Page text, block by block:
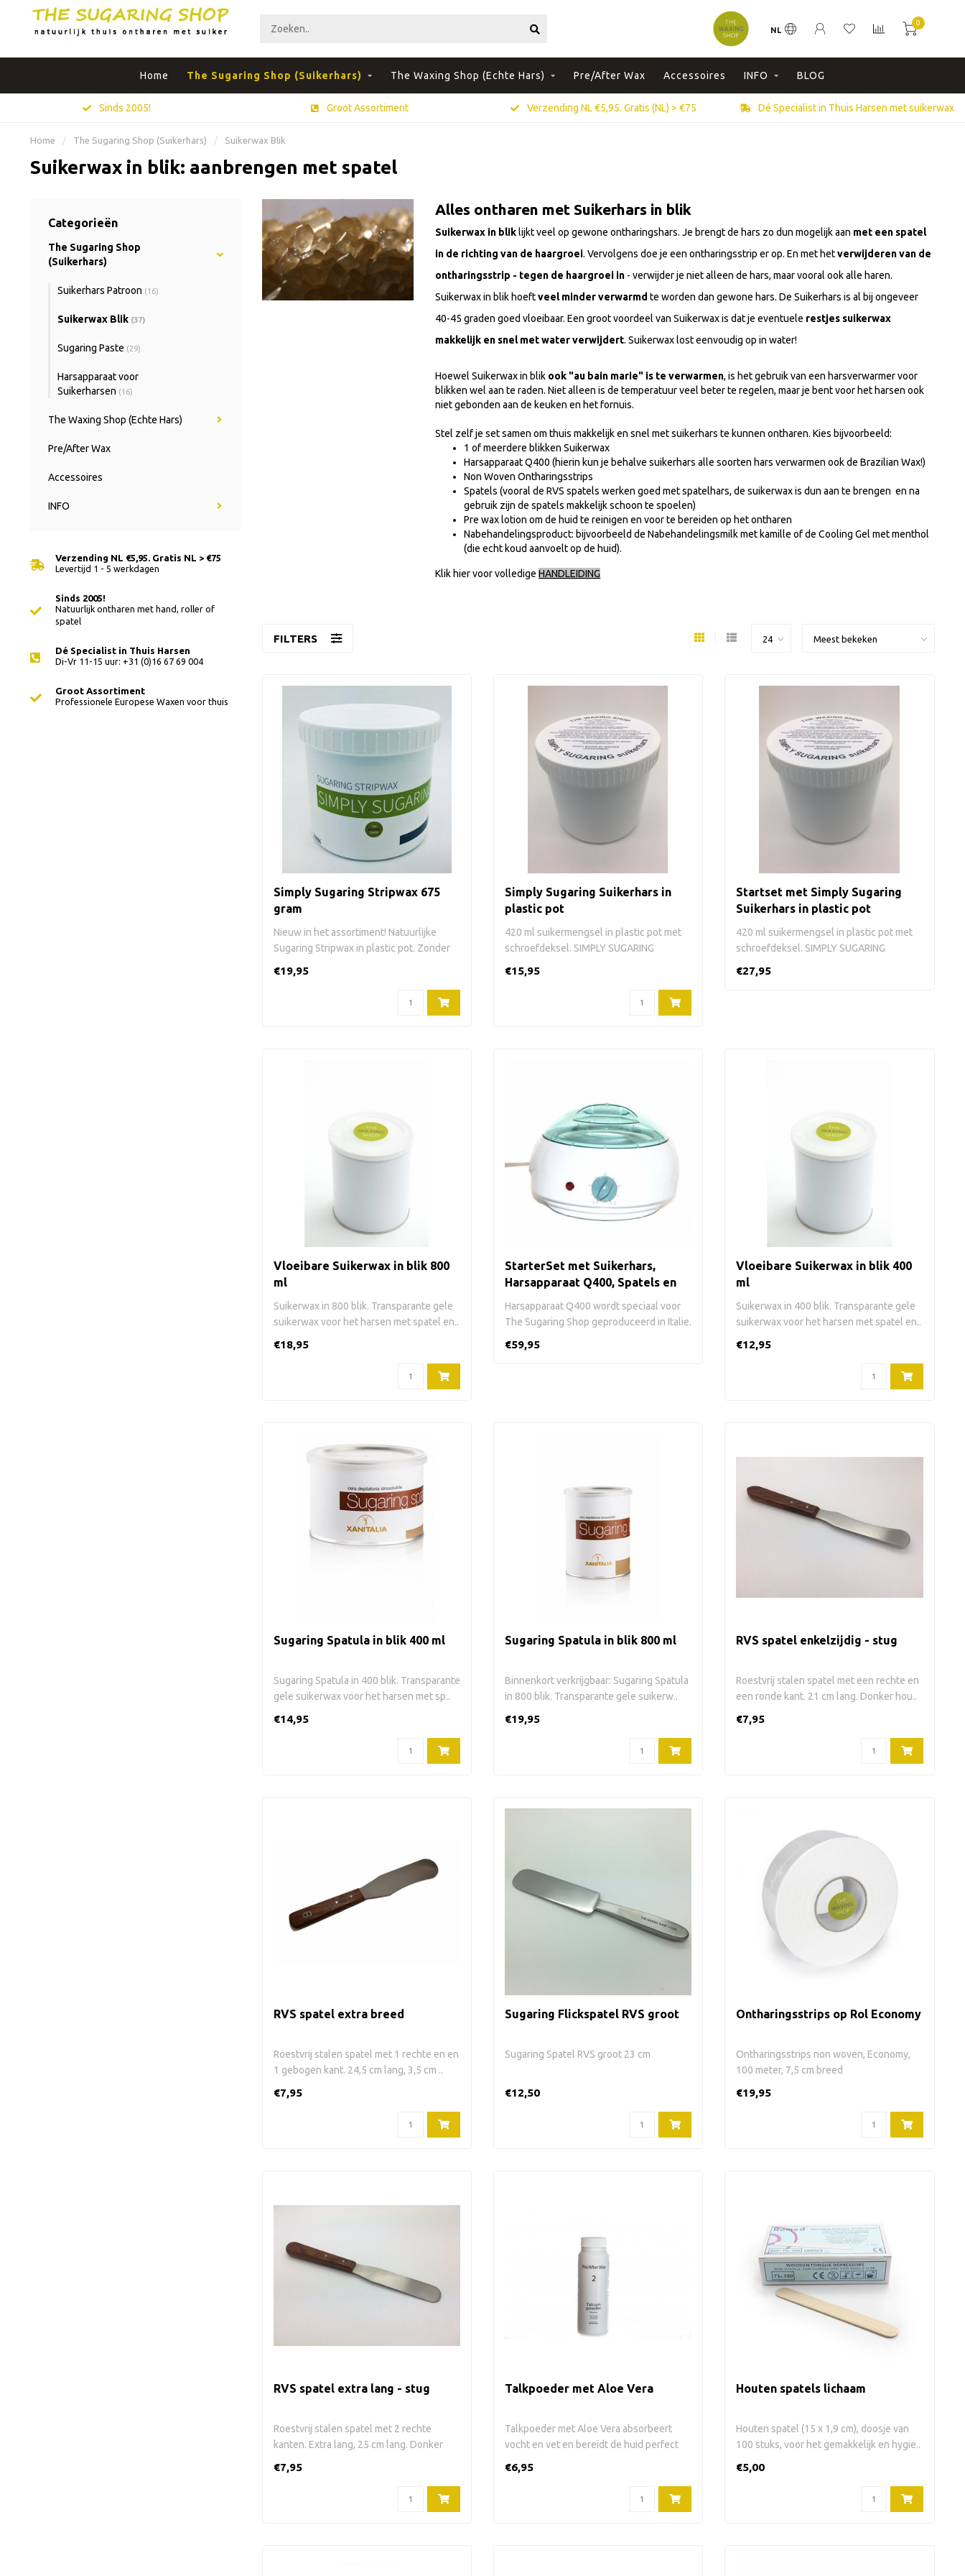
NL
0
Home The Sugaring Shop (Suikerhars) The Waxing Shop (Echte Hars) Pre/After Wax Accessoires INFO BLOG
Sinds 2005! Groot Assortiment Verzending NL €5,95. Gratis (NL) > €75 Dé Specialist in Thuis Harsen met suikerwax
Home / The Sugaring Shop (Suikerhars) / Suikerwax Blik
Suikerwax in blik: aanbrengen met spatel
Categorieën
The Sugaring Shop
(Suikerhars)
Suikerhars Patroon (16)
Suikerwax Blik (37)
Sugaring Paste (29)
Harsapparaat voor
Suikerharsen (16)
The Waxing Shop (Echte Hars)
Pre/After Wax
Accessoires
INFO
Verzending NL €5,95. Gratis NL > €75
Levertijd 1 - 5 werkdagen
Sinds 2005!
Natuurlijk ontharen met hand, roller of
spatel
Dé Specialist in Thuis Harsen
Di-Vr 11-15 uur: +31 (0)16 67 69 004
Groot Assortiment
Professionele Europese Waxen voor thuis
Alles ontharen met Suikerhars in blik
Suikerwax in bliklijkt veel op gewone ontharingshars. Je brengt de hars zo dun mogelijk aan met een spatel
in de richting van de haargroei. Vervolgens doe je een ontharingsstrip er op. En met hetverwijderen van de
ontharingsstrip - tegen de haargroei in - verwijder je niet alleen de hars, maar vooral ook alle haren.
Suikerwax in blik hoeftveel minder verwarmd te worden dan gewone hars. De Suikerhars is al bij ongeveer
40-45 graden goed vloeibaar. Een groot voordeel van Suikerwax is dat je eventuele restjes suikerwax
makkelijk en snel met water verwijdert. Suikerwax lost eenvoudig op in water!
Hoewel Suikerwax in blik ook "au bain marie" is te verwarmen, is het gebruik van een harsverwarmer voor
blikken wel aan te raden. Niet alleen is de temperatuur veel beter te regelen, maar je bent voor het harsen ook
niet gebonden aan de keuken en het fornuis.
Stel zelf je set samen om thuis makkelijk en snel met suikerhars te kunnen ontharen. Kies bijvoorbeeld:
1 of meerdere blikken Suikerwax
Harsapparaat Q400 (hierin kun je behalve suikerhars alle soorten hars verwarmen ook de Brazilian Wax!)
Non Woven Ontharingsstrips
Spatels (vooral de RVS spatels werken goed met spatelhars, de suikerwax is dun aan te brengen en na
gebruik zijn de spatels makkelijk schoon te spoelen)
Pre wax lotion om de huid te reinigen en voor te bereiden op het ontharen
Nabehandelingsproduct: bijvoorbeeld de Nabehandelingsmilk met kamille of de Cooling Gel met menthol
(die echt koud aanvoelt op de huid).
Klik hier voor volledigeHANDLEIDING
FILTERS
Simply Sugaring Stripwax 675
gram
Nieuw in het assortiment! Natuurlijke
Sugaring Stripwax in plastic pot. Zonder
€19,95
Simply Sugaring Suikerhars in
plastic pot
420 ml suikermengsel in plastic pot met
schroefdeksel. SIMPLY SUGARING
€15,95
Startset met Simply Sugaring
Suikerhars in plastic pot
420 ml suikermengsel in plastic pot met
schroefdeksel. SIMPLY SUGARING
€27,95
Vloeibare Suikerwax in blik 800
ml
Suikerwax in 800 blik. Transparante gele
suikerwax voor het harsen met spatel en..
€18,95
StarterSet met Suikerhars,
Harsapparaat Q400, Spatels en
Harsapparaat Q400 wordt speciaal voor
The Sugaring Shop geproduceerd in Italie.
€59,95
Vloeibare Suikerwax in blik 400
ml
Suikerwax in 400 blik. Transparante gele
suikerwax voor het harsen met spatel en..
€12,95
Sugaring Spatula in blik 400 ml
Sugaring Spatula in 400 blik. Transparante
gele suikerwax voor het harsen met sp..
€14,95
Sugaring Spatula in blik 800 ml
Binnenkort verkrijgbaar: Sugaring Spatula
in 800 blik. Transparante gele suikerw..
€19,95
RVS spatel enkelzijdig - stug
Roestvrij stalen spatel met een rechte en
een ronde kant. 21 cm lang. Donker hou..
€7,95
RVS spatel extra breed
Roestvrij stalen spatel met 1 rechte en en
1 gebogen kant. 24,5 cm lang, 3,5 cm ..
€7,95
Sugaring Flickspatel RVS groot
Sugaring Spatel RVS groot 23 cm
€12,50
Ontharingsstrips op Rol Economy
Ontharingsstrips non woven, Economy,
100 meter, 7,5 cm breed
€19,95
RVS spatel extra lang - stug
Roestvrij stalen spatel met 2 rechte
kanten. Extra lang, 25 cm lang. Donker
€7,95
Talkpoeder met Aloe Vera
Talkpoeder met Aloe Vera absorbeert
vocht en vet en bereidt de huid perfect
€6,95
Houten spatels lichaam
Houten spatel (15 x 1,9 cm), doosje van
100 stuks, voor het gemakkelijk en hygie..
€5,00